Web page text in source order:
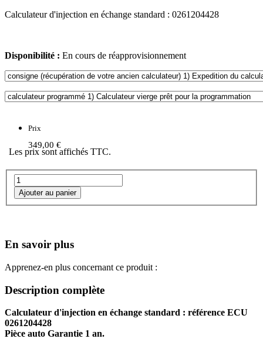
Calculateur d'injection en échange standard : 0261204428
Disponibilité : En cours de réapprovisionnement
Prix
349,00 €
Les prix sont affichés TTC.
En savoir plus
Apprenez-en plus concernant ce produit :
Description complète
Calculateur d'injection en échange standard : référence ECU
0261204428
Pièce auto Garantie 1 an.